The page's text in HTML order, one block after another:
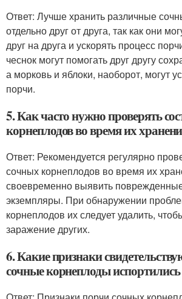
Ответ: Лучше хранить различные
отдельно друг от друга, так как они
друг на друга и ускорять процесс
чеснок могут помогать друг другу
а морковь и яблоки, наоборот, могут
порчи.
5. Как часто нужно проверять
корнеплодов во время их
Ответ: Рекомендуется регулярно
сочных корнеплодов во время их
своевременно выявить
экземпляры. При обнаружении
корнеплодов их следует удалить,
заражение других.
6. Какие признаки
сочные корнеплоды испортились